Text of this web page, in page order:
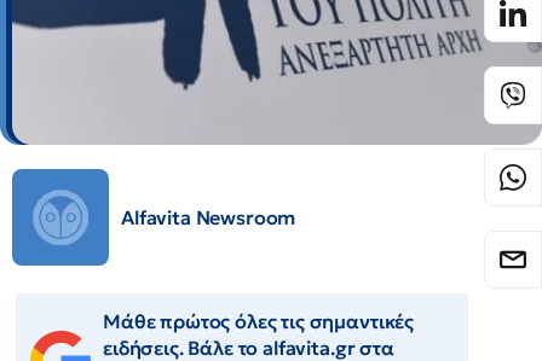
Alfavita Newsroom
Μάθε πρώτος όλες τις σημαντικές
ειδήσεις. Βάλε το alfavita.gr στα